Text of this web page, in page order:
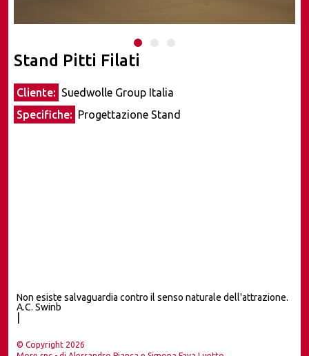
Stand Pitti Filati
Cliente: Suedwolle Group Italia
Specifiche: Progettazione Stand
Non esiste salvaguardia contro il senso naturale dell'attrazione.
A.C. Swinbur
© Copyright 2026